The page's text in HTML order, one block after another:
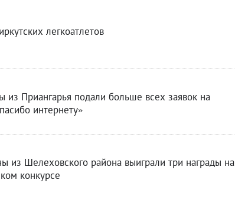
легкоатлетов
из Приангарья подали больше всех заявок на
интернету»
из Шелеховского района выиграли три награды на
конкурсе